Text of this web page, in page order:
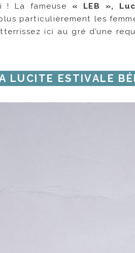
! La fameuse « LEB »,
particulièrement les
ici au gré d’une
LUCITE ESTIVALE